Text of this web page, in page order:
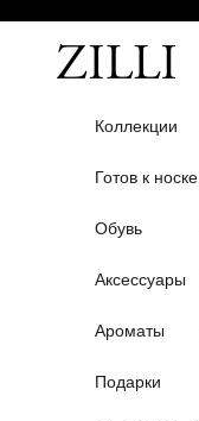
ZILLI
Коллекции
Готов к носке
Обувь
Аксессуары
Ароматы
Подарки